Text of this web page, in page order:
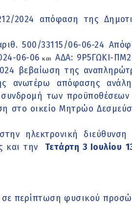
2024 απόφαση της
500/33115/06-06-24
06-06 και ΑΔΑ: 9Ρ5ΓΩΚΙ-ΠΜ2
βεβαίωση της
ανωτέρω απόφασης
των προϋποθέσεων
στο οικείο Μητρώο
ηλεκτρονική διεύθυνση
και την Τετάρτη 3 Ιουλίου
σε περίπτωση φυσικού